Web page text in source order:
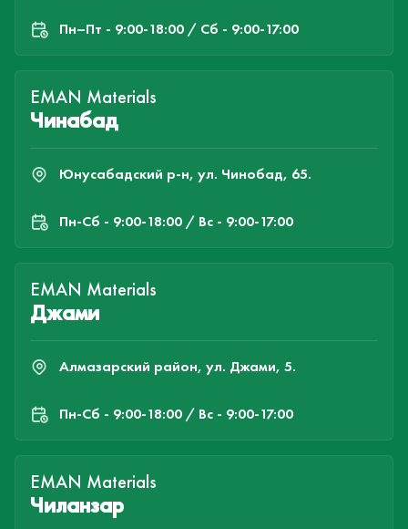
Пн–Пт - 9:00-18:00 / Сб - 9:00-17:00
EMAN Materials
Чинабад
Юнусабадский р-н, ул. Чинобад, 65.
Пн-Cб - 9:00-18:00 / Вс - 9:00-17:00
EMAN Materials
Джами
Алмазарский район, ул. Джами, 5.
Пн-Cб - 9:00-18:00 / Вс - 9:00-17:00
EMAN Materials
Чиланзар